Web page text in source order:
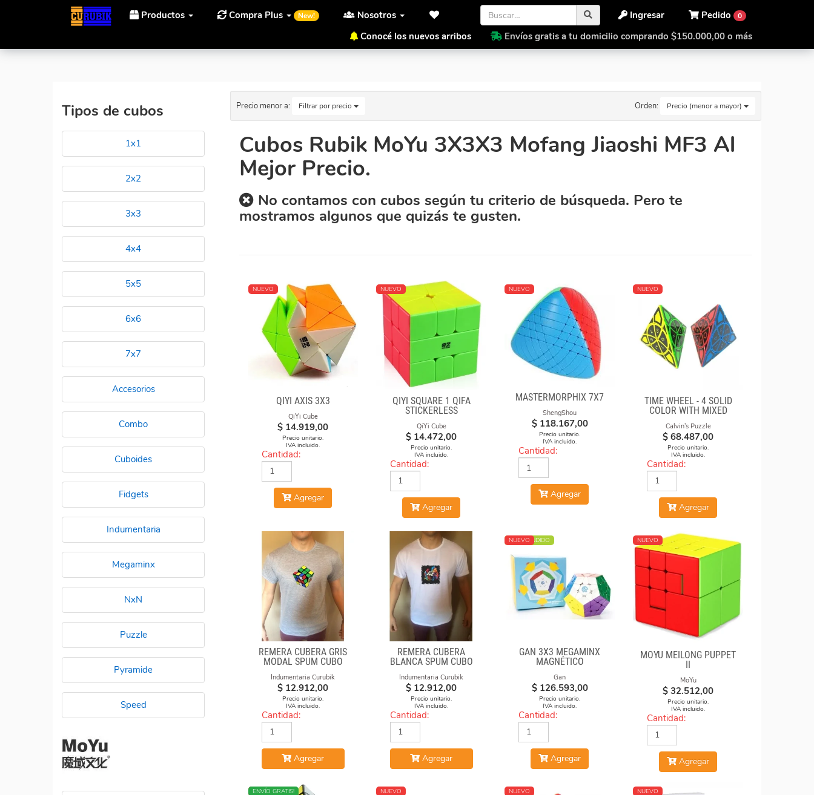
Productos Compra Plus New! Nosotros Pedido 0
Ingresar
Conocé los nuevos arribos
Envíos gratis a tu domicilio comprando $150.000,00 o más
Tipos de cubos
1x1
2x2
3x3
4x4
5x5
6x6
7x7
Accesorios
Combo
Cuboides
Fidgets
Indumentaria
Megaminx
NxN
Puzzle
Pyramide
Speed
Precio menor a: Filtrar por precio Orden: Precio (menor a mayor)
Cubos Rubik MoYu 3X3X3 Mofang Jiaoshi MF3 Al
Mejor Precio.
No contamos con cubos según tu criterio de búsqueda. Pero te
mostramos algunos que quizás te gusten.
NUEVO
QIYI AXIS 3X3
QiYi Cube
$ 14.919,00
Precio unitario.
IVA incluido.
Cantidad:
Agregar
NUEVO
QIYI SQUARE 1 QIFA
STICKERLESS
QiYi Cube
$ 14.472,00
Precio unitario.
IVA incluido.
Cantidad:
Agregar
NUEVO
MASTERMORPHIX 7X7
ShengShou
$ 118.167,00
Precio unitario.
IVA incluido.
Cantidad:
Agregar
NUEVO
TIME WHEEL - 4 SOLID
COLOR WITH MIXED
NUMBERS STICKERS
(MOD)
Calvin's Puzzle
$ 68.487,00
Precio unitario.
IVA incluido.
Cantidad:
Agregar
REMERA CUBERA GRIS
MODAL SPUM CUBO
Indumentaria Curubik
$ 12.912,00
Precio unitario.
IVA incluido.
Cantidad:
Agregar
REMERA CUBERA
BLANCA SPUM CUBO
Indumentaria Curubik
$ 12.912,00
Precio unitario.
IVA incluido.
Cantidad:
Agregar
MÁS VENDIDO
NUEVO
GAN 3X3 MEGAMINX
MAGNÉTICO
Gan
$ 126.593,00
Precio unitario.
IVA incluido.
Cantidad:
Agregar
NUEVO
MOYU MEILONG PUPPET
II
MoYu
$ 32.512,00
Precio unitario.
IVA incluido.
Cantidad:
Agregar
NUEVO
ENVÍO GRATIS! NUEVO NUEVO NUEVO